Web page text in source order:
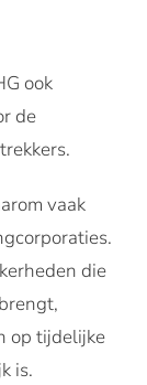
ook
de
vaak
die
op tijdelijke
is.